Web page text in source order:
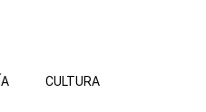
CULTURA